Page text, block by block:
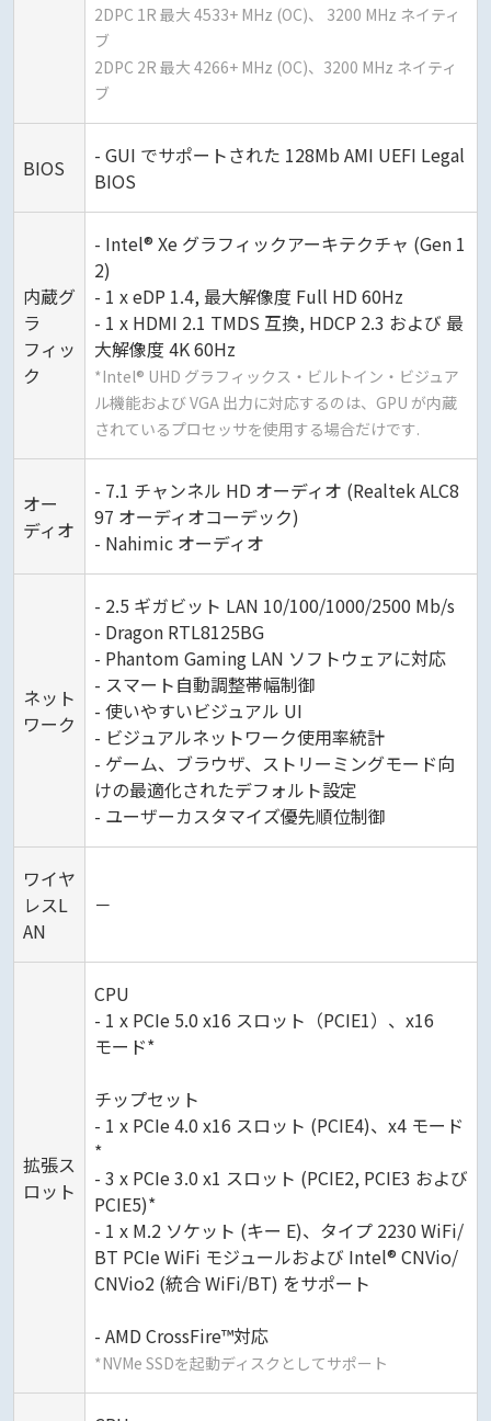
2DPC 1R 最大 4533+ MHz (OC)、 3200 MHz ネイティ
ブ
2DPC 2R 最大 4266+ MHz (OC)、3200 MHz ネイティ
ブ
BIOS
- GUI でサポートされた 128Mb AMI UEFI Legal
BIOS
内蔵グ
ラ
フィッ
ク
- Intel® Xe グラフィックアーキテクチャ (Gen 1
2)
- 1 x eDP 1.4, 最大解像度 Full HD 60Hz
- 1 x HDMI 2.1 TMDS 互換, HDCP 2.3 および 最
大解像度 4K 60Hz
*Intel® UHD グラフィックス・ビルトイン・ビジュア
ル機能および VGA 出力に対応するのは、GPU が内蔵
されているプロセッサを使用する場合だけです.
オー
ディオ
- 7.1 チャンネル HD オーディオ (Realtek ALC8
97 オーディオコーデック)
- Nahimic オーディオ
ネット
ワーク
- 2.5 ギガビット LAN 10/100/1000/2500 Mb/s
- Dragon RTL8125BG
- Phantom Gaming LAN ソフトウェアに対応
- スマート自動調整帯幅制御
- 使いやすいビジュアル UI
- ビジュアルネットワーク使用率統計
- ゲーム、ブラウザ、ストリーミングモード向
けの最適化されたデフォルト設定
- ユーザーカスタマイズ優先順位制御
ワイヤ
レスL
AN
－
拡張ス
ロット
CPU
- 1 x PCIe 5.0 x16 スロット（PCIE1）、x16
モード*
チップセット
- 1 x PCIe 4.0 x16 スロット (PCIE4)、x4 モード
*
- 3 x PCIe 3.0 x1 スロット (PCIE2, PCIE3 および
PCIE5)*
- 1 x M.2 ソケット (キー E)、タイプ 2230 WiFi/
BT PCIe WiFi モジュールおよび Intel® CNVio/
CNVio2 (統合 WiFi/BT) をサポート
- AMD CrossFire™対応
*NVMe SSDを起動ディスクとしてサポート